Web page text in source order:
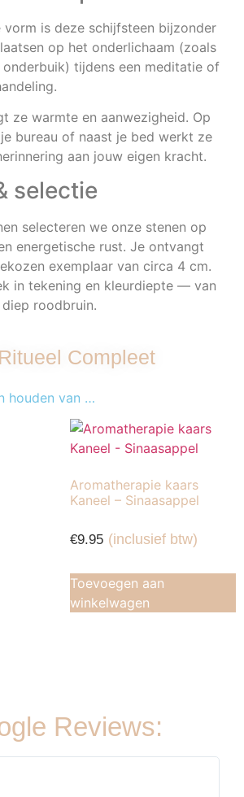
is deze schijfsteen bijzonder
op het onderlichaam (zoals
tijdens een meditatie of
ze warmte en aanwezigheid. Op
bureau of naast je bed werkt ze
aan jouw eigen kracht.
selectie
selecteren we onze stenen op
energetische rust. Je ontvangt
exemplaar van circa 4 cm.
in tekening en kleurdiepte — van
roodbruin.
Compleet
houden van …
Aromatherapie kaars
Kaneel – Sinaasappel
€9.95 (inclusief btw)
Toevoegen aan
winkelwagen
Reviews: